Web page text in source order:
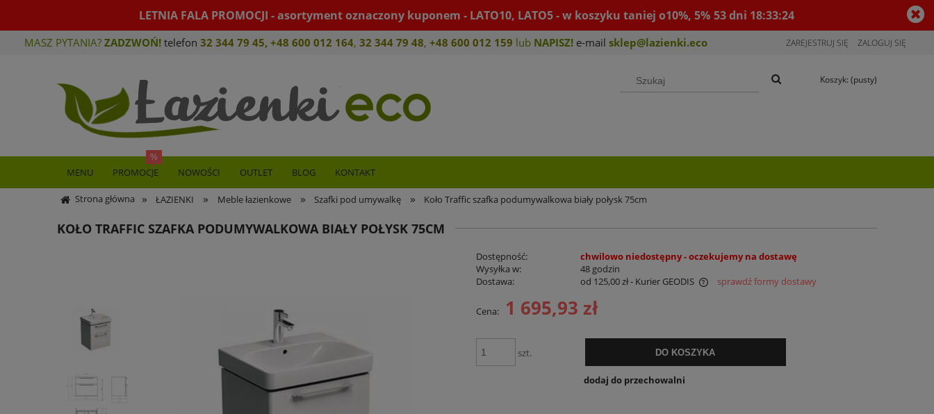
LETNIA FALA PROMOCJI - asortyment oznaczony kuponem - LATO10, LATO5 - w koszyku taniej o10%, 5% 53dni 18:33:23
MASZ PYTANIA? ZADZWOŃ! telefon 32 344 79 45, +48 600 012 164, 32 344 79 48, +48 600 012 159 lub NAPISZ! e-mail sklep@lazienki.eco ZAREJESTRUJ SIĘ ZALOGUJ SIĘ
Koszyk: (pusty)
MENU PROMOCJE NOWOŚCI OUTLET BLOG KONTAKT
Strona główna » ŁAZIENKI » Meble łazienkowe » Szafki pod umywalkę » Koło Traffic szafka podumywalkowa biały połysk 75cm
KOŁO TRAFFIC SZAFKA PODUMYWALKOWA BIAŁY POŁYSK 75CM
Dostępność:
chwilowo niedostępny - oczekujemy na dostawę
Wysyłka w:
48 godzin
Dostawa:
od 125,00 zł- Kurier GEODIS
Cena nie zawiera ewentualnych kosztów
sprawdź formy dostawy
Cena: 1 695,93 zł
szt. DO KOSZYKA
dodaj do przechowalni